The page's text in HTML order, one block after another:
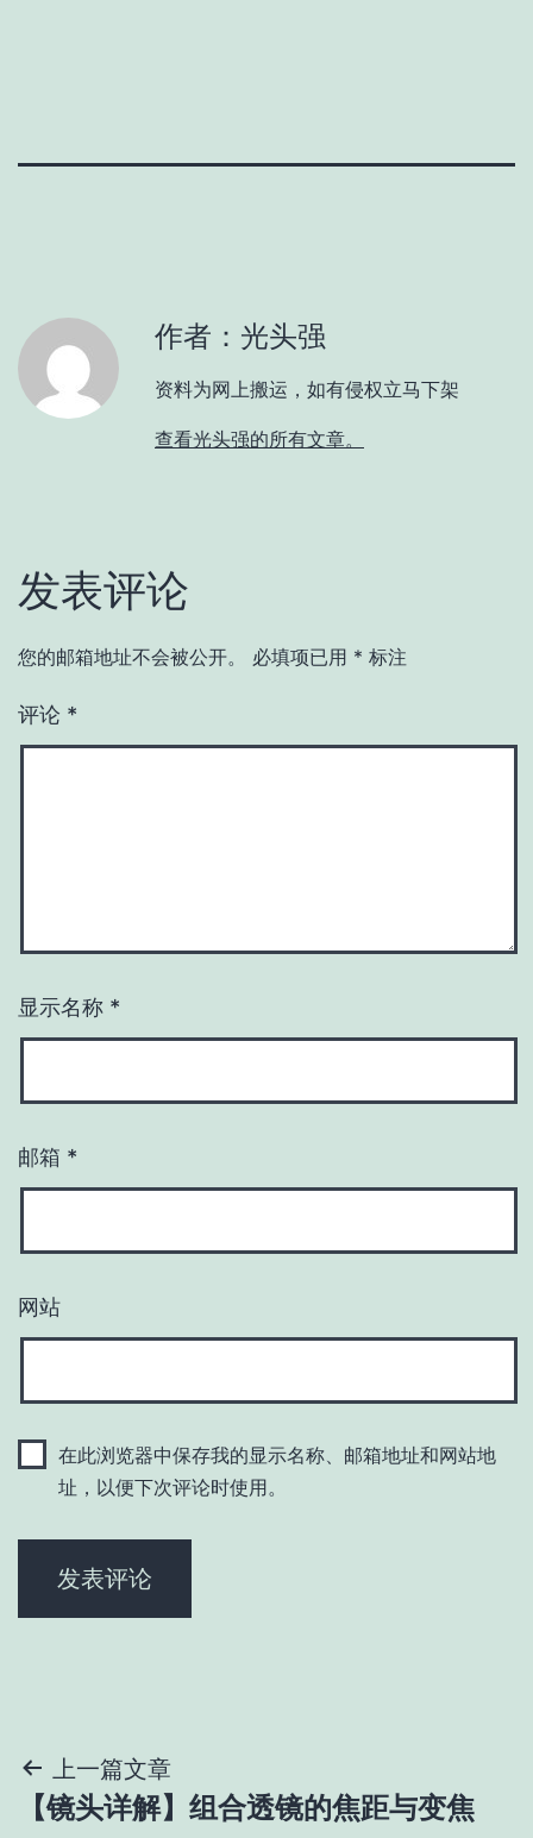
作者：光头强
资料为网上搬运，如有侵权立马下架
查看光头强的所有文章。
发表评论
您的邮箱地址不会被公开。 必填项已用 * 标注
评论 *
显示名称 *
邮箱 *
网站
在此浏览器中保存我的显示名称、邮箱地址和网站地
址，以便下次评论时使用。
文上一篇文章
【镜头详解】组合透镜的焦距与变焦